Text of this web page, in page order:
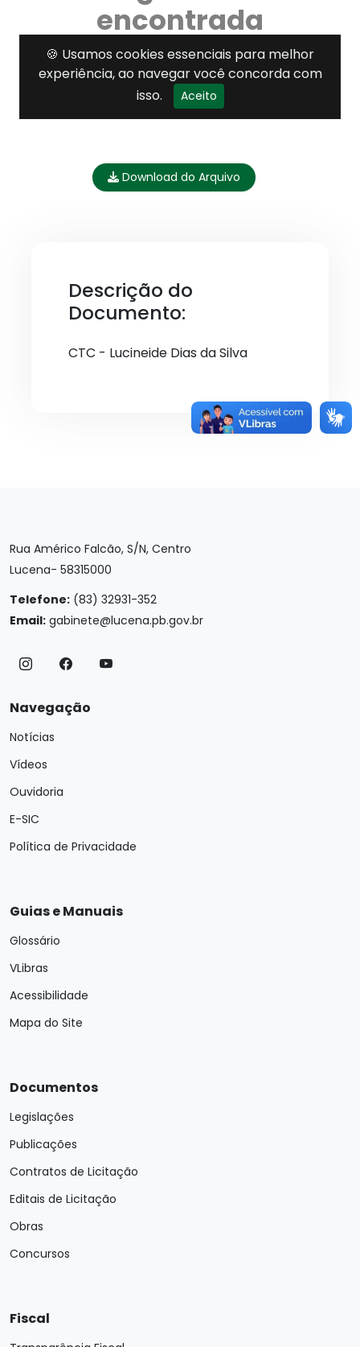
Download do Arquivo
Descrição do
Documento:
CTC - Lucineide Dias da Silva
Rua Américo Falcão, S/N, Centro
Lucena- 58315000
Telefone: (83) 32931-352
Email: gabinete@lucena.pb.gov.br
Navegação
Notícias
Vídeos
Ouvidoria
E-SIC
Política de Privacidade
Guias e Manuais
Glossário
VLibras
Acessibilidade
Mapa do Site
Documentos
Legislações
Publicações
Contratos de Licitação
Editais de Licitação
Obras
Concursos
Fiscal